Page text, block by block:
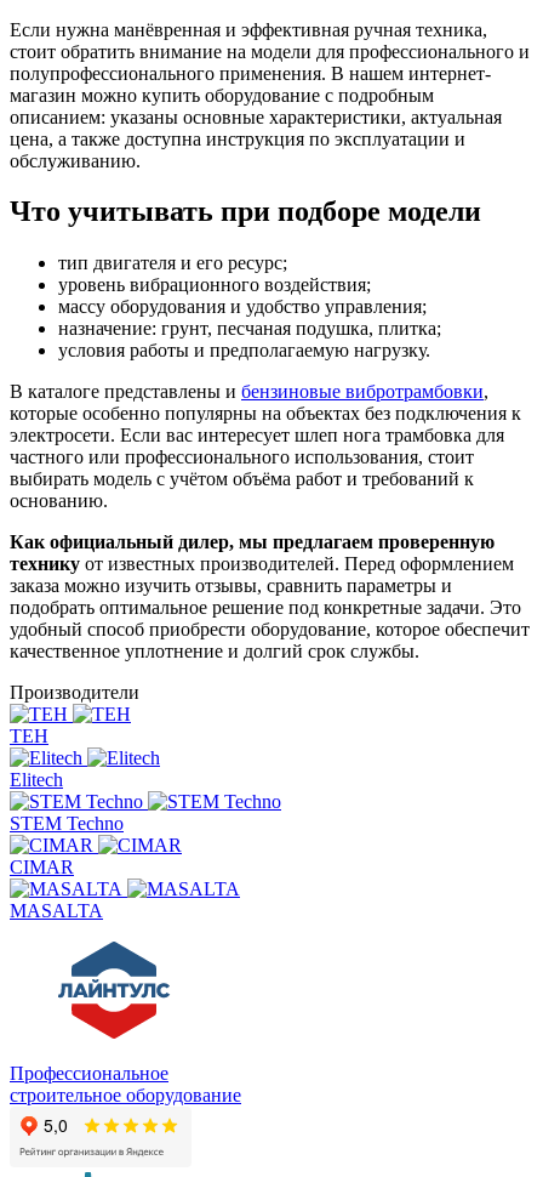
Если нужна манёвренная и эффективная ручная техника,
стоит обратить внимание на модели для профессионального и
полупрофессионального применения. В нашем интернет-
магазин можно купить оборудование с подробным
описанием: указаны основные характеристики, актуальная
цена, а также доступна инструкция по эксплуатации и
обслуживанию.
Что учитывать при подборе модели
тип двигателя и его ресурс;
уровень вибрационного воздействия;
массу оборудования и удобство управления;
назначение: грунт, песчаная подушка, плитка;
условия работы и предполагаемую нагрузку.
В каталоге представлены и бензиновые вибротрамбовки,
которые особенно популярны на объектах без подключения к
электросети. Если вас интересует шлеп нога трамбовка для
частного или профессионального использования, стоит
выбирать модель с учётом объёма работ и требований к
основанию.
Как официальный дилер, мы предлагаем проверенную
технику от известных производителей. Перед оформлением
заказа можно изучить отзывы, сравнить параметры и
подобрать оптимальное решение под конкретные задачи. Это
удобный способ приобрести оборудование, которое обеспечит
качественное уплотнение и долгий срок службы.
Производители
TEH
Elitech
STEM Techno
CIMAR
MASALTA
Профессиональное
строительное оборудование